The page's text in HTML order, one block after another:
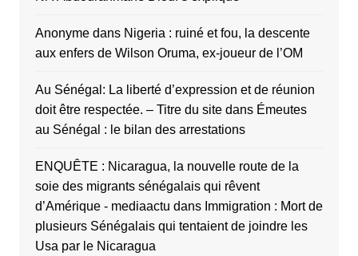
Anonymedans Nigeria : ruiné et fou, la descente
aux enfers de Wilson Oruma, ex-joueur de l’OM
Au Sénégal: La liberté d’expression et de réunion
doit être respectée. – Titre du sitedans Émeutes
au Sénégal : le bilan des arrestations
ENQUÊTE : Nicaragua, la nouvelle route de la
soie des migrants sénégalais qui rêvent
d’Amérique - mediaactu dans Immigration : Mort de
plusieurs Sénégalais qui tentaient de joindre les
Usa par le Nicaragua